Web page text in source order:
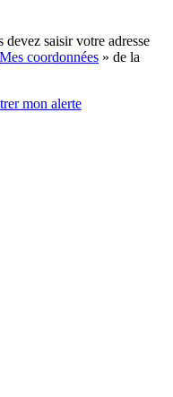
saisir votre adresse
Mes coordonnées » de la
mon alerte